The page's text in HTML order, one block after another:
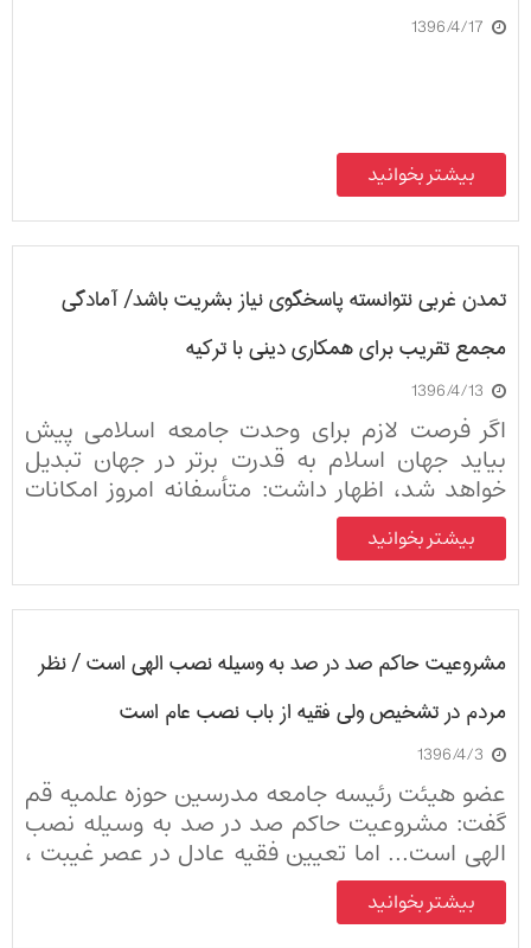
1396/4/17
بیشتر بخوانید
تمدن غربی نتوانسته پاسخگوی نیاز بشریت باشد/ آمادگی
مجمع تقریب برای همکاری دینی با ترکیه
1396/4/13
اگر فرصت لازم برای وحدت جامعه اسلامی پیش
بیاید جهان اسلام به قدرت برتر در جهان تبدیل
خواهد شد، اظهار داشت: متأسفانه امروز امکانات
جهان اسلام علیه خود جهان اسلام به کار گرفته می
شود.بیشتر بخوانید
مشروعیت حاکم صد در صد به وسیله نصب الهی است / نظر
مردم در تشخیص ولی فقیه از باب نصب عام است
1396/4/3
عضو هیئت رئیسه جامعه مدرسین حوزه علمیه قم
گفت: مشروعیت حاکم صد در صد به وسیله نصب
الهی است... اما تعیین فقیه عادل در عصر غیبت ،
نصب عام است که در این موارد، تشخیص مصداق
این منصوب بر عهده مکلف (مردم) است.
بیشتر بخوانید